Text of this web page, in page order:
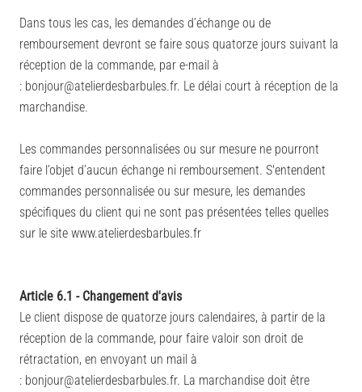
Dans tous les cas, les demandes d’échange ou de
remboursement devront se faire sous quatorze jours suivant la
réception de la commande, par e-mail à
: bonjour@atelierdesbarbules.fr. Le délai court à réception de la
marchandise.
Les commandes personnalisées ou sur mesure ne pourront
faire l’objet d’aucun échange ni remboursement. S'entendent
commandes personnalisée ou sur mesure, les demandes
spécifiques du client qui ne sont pas présentées telles quelles
sur le site www.atelierdesbarbules.fr
Article 6.1 - Changement d'avis
Le client dispose de quatorze jours calendaires, à partir de la
réception de la commande, pour faire valoir son droit de
rétractation, en envoyant un mail à
: bonjour@atelierdesbarbules.fr. La marchandise doit être